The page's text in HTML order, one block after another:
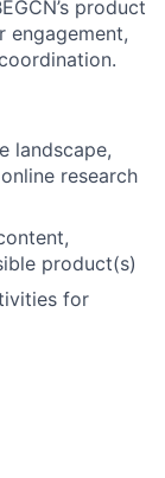
product
engagement,
landscape,
research
product(s)
for